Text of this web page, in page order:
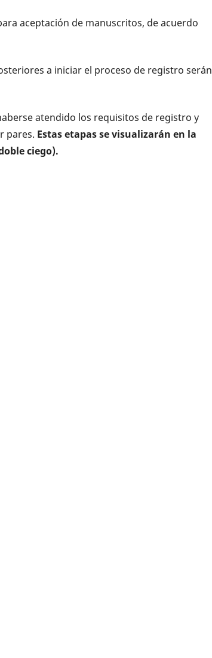
aceptación de manuscritos, de acuerdo
a iniciar el proceso de registro serán
atendido los requisitos de registro y
pares. Estas etapas se visualizarán en la
ciego).